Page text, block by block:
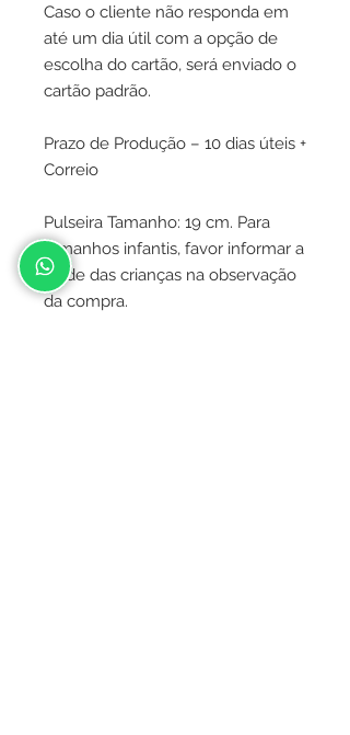
Caso o cliente não responda em
até um dia útil com a opção de
escolha do cartão, será enviado o
cartão padrão.
Prazo de Produção – 10 dias úteis +
Correio
Pulseira Tamanho: 19 cm. Para
tamanhos infantis, favor informar a
idade das crianças na observação
da compra.